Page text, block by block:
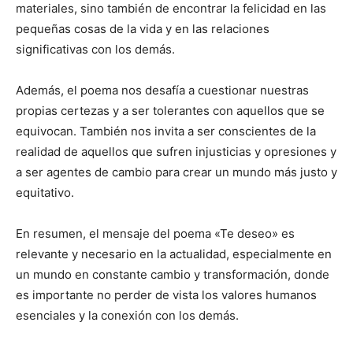
materiales, sino también de encontrar la felicidad en las
pequeñas cosas de la vida y en las relaciones
significativas con los demás.
Además, el poema nos desafía a cuestionar nuestras
propias certezas y a ser tolerantes con aquellos que se
equivocan. También nos invita a ser conscientes de la
realidad de aquellos que sufren injusticias y opresiones y
a ser agentes de cambio para crear un mundo más justo y
equitativo.
En resumen, el mensaje del poema «Te deseo» es
relevante y necesario en la actualidad, especialmente en
un mundo en constante cambio y transformación, donde
es importante no perder de vista los valores humanos
esenciales y la conexión con los demás.